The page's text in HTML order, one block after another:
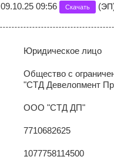
09:56 Скачать (ЭП
Юридическое лицо
Общество с
"СТД Девелопмент
ООО "СТД ДП"
7710682625
1077758114500